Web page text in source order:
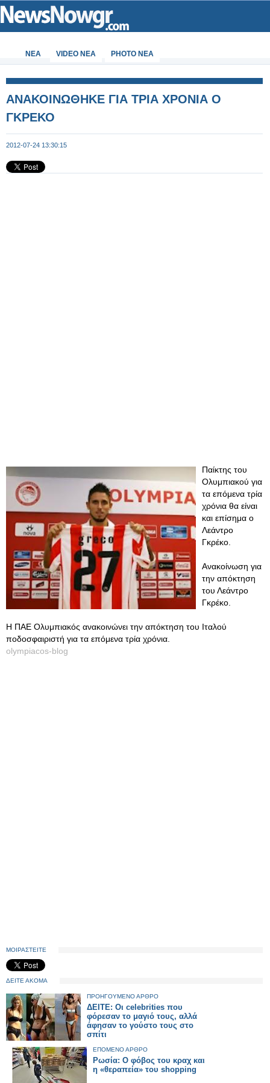
ΝΕΑ VIDEO NEA PHOTO NEA
ΑΝΑΚΟΙΝΩΘΗΚΕ ΓΙΑ ΤΡΙΑ ΧΡΟΝΙΑ Ο
ΓΚΡΕΚΟ
2012-07-24 13:30:15
Παίκτης του
Ολυμπιακού για
τα επόμενα τρία
χρόνια θα είναι
και επίσημα ο
Λεάντρο
Γκρέκο.
Ανακοίνωση για
την απόκτηση
του Λεάντρο
Γκρέκο.
Η ΠΑΕ Ολυμπιακός ανακοινώνει την απόκτηση του Ιταλού
ποδοσφαιριστή για τα επόμενα τρία χρόνια.
olympiacos-blog
ΜΟΙΡΑΣΤΕΙΤΕ
ΔΕΙΤΕ ΑΚΟΜΑ
ΠΡΟΗΓΟΥΜΕΝΟ ΑΡΘΡΟ
ΔΕΙΤΕ: Οι celebrities που
φόρεσαν το μαγιό τους, αλλά
άφησαν το γούστο τους στο
σπίτι
ΕΠΟΜΕΝΟ ΑΡΘΡΟ
Ρωσία: Ο φόβος του κραχ και
η «θεραπεία» του shopping